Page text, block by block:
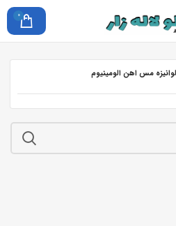
0
مس اهن الومینیوم